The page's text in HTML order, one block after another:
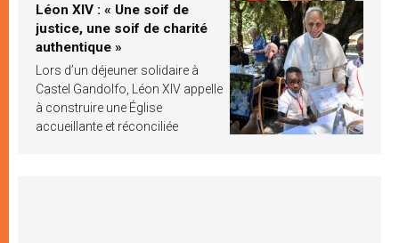
Léon XIV : « Une soif de
justice, une soif de charité
authentique »
Lors d’un déjeuner solidaire à
Castel Gandolfo, Léon XIV appelle
à construire une Église
accueillante et réconciliée